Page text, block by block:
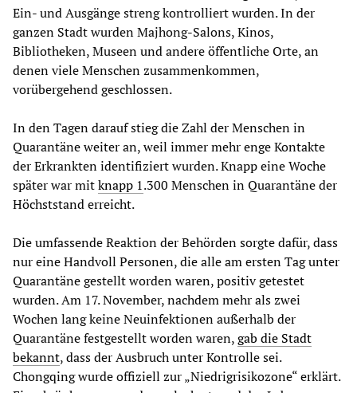
Ein- und Ausgänge streng kontrolliert wurden. In der
ganzen Stadt wurden Majhong-Salons, Kinos,
Bibliotheken, Museen und andere öffentliche Orte, an
denen viele Menschen zusammenkommen,
vorübergehend geschlossen.
In den Tagen darauf stieg die Zahl der Menschen in
Quarantäne weiter an, weil immer mehr enge Kontakte
der Erkrankten identifiziert wurden. Knapp eine Woche
später war mitknapp 1.300 Menschen in Quarantäne der
Höchststand erreicht.
Die umfassende Reaktion der Behörden sorgte dafür, dass
nur eine Handvoll Personen, die alle am ersten Tag unter
Quarantäne gestellt worden waren, positiv getestet
wurden. Am 17. November, nachdem mehr als zwei
Wochen lang keine Neuinfektionen außerhalb der
Quarantäne festgestellt worden waren,gab die Stadt
bekannt, dass der Ausbruch unter Kontrolle sei.
Chongqing wurde offiziell zur „Niedrigrisikozone“ erklärt.